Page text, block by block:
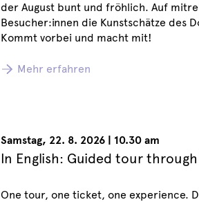
der August bunt und fröhlich. Auf
Besucher:innen die Kunstschätze des
Kommt vorbei und macht mit!
Mehr erfahren
Samstag, 22. 8. 2026| 10.30 am
In English: Guided tour
One tour, one ticket, one experience.